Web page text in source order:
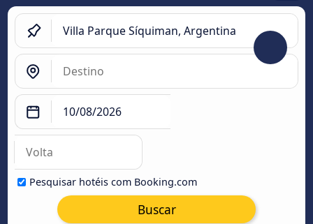
Pesquisar hotéis com Booking.com
Buscar